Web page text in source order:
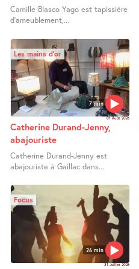
Camille Blasco Yago est tapissière
d’ameublement,...
7 min
Les mains d’or
01 Août 2026
Catherine Durand-Jenny,
abajouriste
Catherine Durand-Jenny est
abajouriste à Gaillac dans...
26 min
Focus
31 Juillet 2026